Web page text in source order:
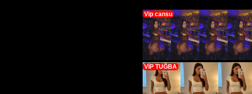
Vip cansu
VİP TUĞBA